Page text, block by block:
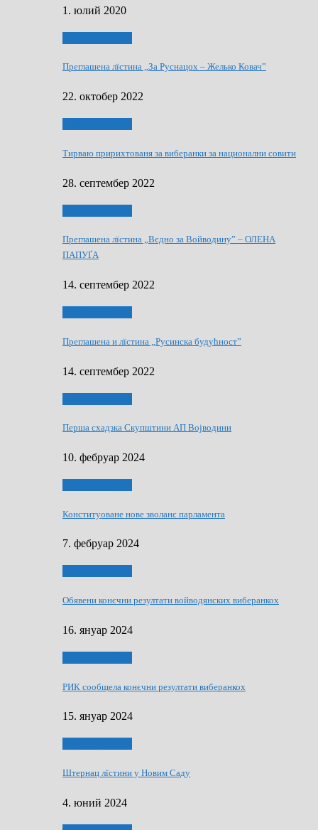
1. юлий 2020
Преглашена лїстина „За Руснацох – Желько Ковач”
22. октобер 2022
Тирваю пририхтованя за виберанки за национални совити
28. септембер 2022
Преглашена лїстина „Вєдно за Войводину” – ОЛЕНА
ПАПУҐА
14. септембер 2022
Преглашена и лїстина „Русинска будућност”
14. септембер 2022
Перша схадзка Скупштини АП Војводини
10. фебруар 2024
Конституоване нове зволанє парламентa
7. фебруар 2024
Обявени конєчни резултати войводянских виберанкох
16. януар 2024
РИК сообщела конєчни резултати виберанкох
15. януар 2024
Штернац лїстини у Новим Саду
4. юний 2024